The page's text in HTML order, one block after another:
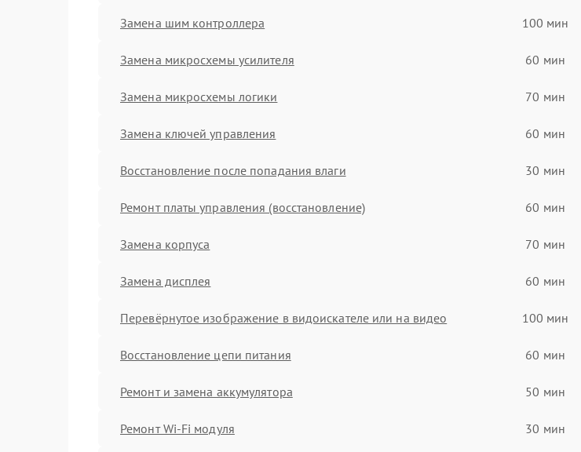
Замена шим контроллера 100 мин
Замена микросхемы усилителя 60 мин
Замена микросхемы логики 70 мин
Замена ключей управления 60 мин
Восстановление после попадания влаги 30 мин
Ремонт платы управления (восстановление) 60 мин
Замена корпуса 70 мин
Замена дисплея 60 мин
Перевёрнутое изображение в видоискателе или на видео 100 мин
Восстановление цепи питания 60 мин
Ремонт и замена аккумулятора 50 мин
Ремонт Wi-Fi модуля 30 мин